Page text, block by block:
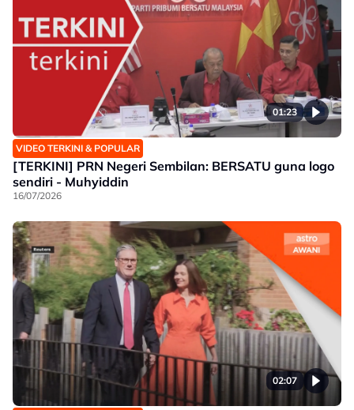
01:23
VIDEO TERKINI & POPULAR
[TERKINI] PRN Negeri Sembilan: BERSATU guna logo
sendiri - Muhyiddin
16/07/2026
02:07